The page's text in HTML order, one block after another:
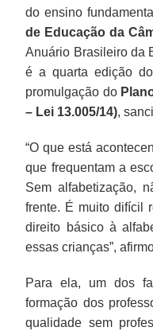
do ensino
de Educação da
Anuário Brasileiro da
é a quarta edição
promulgação do
– Lei 13.005/14),
“O que está
que frequentam a
Sem alfabetização,
frente. É muito difícil
direito básico à
essas crianças”,
Para ela, um dos
formação dos
qualidade sem